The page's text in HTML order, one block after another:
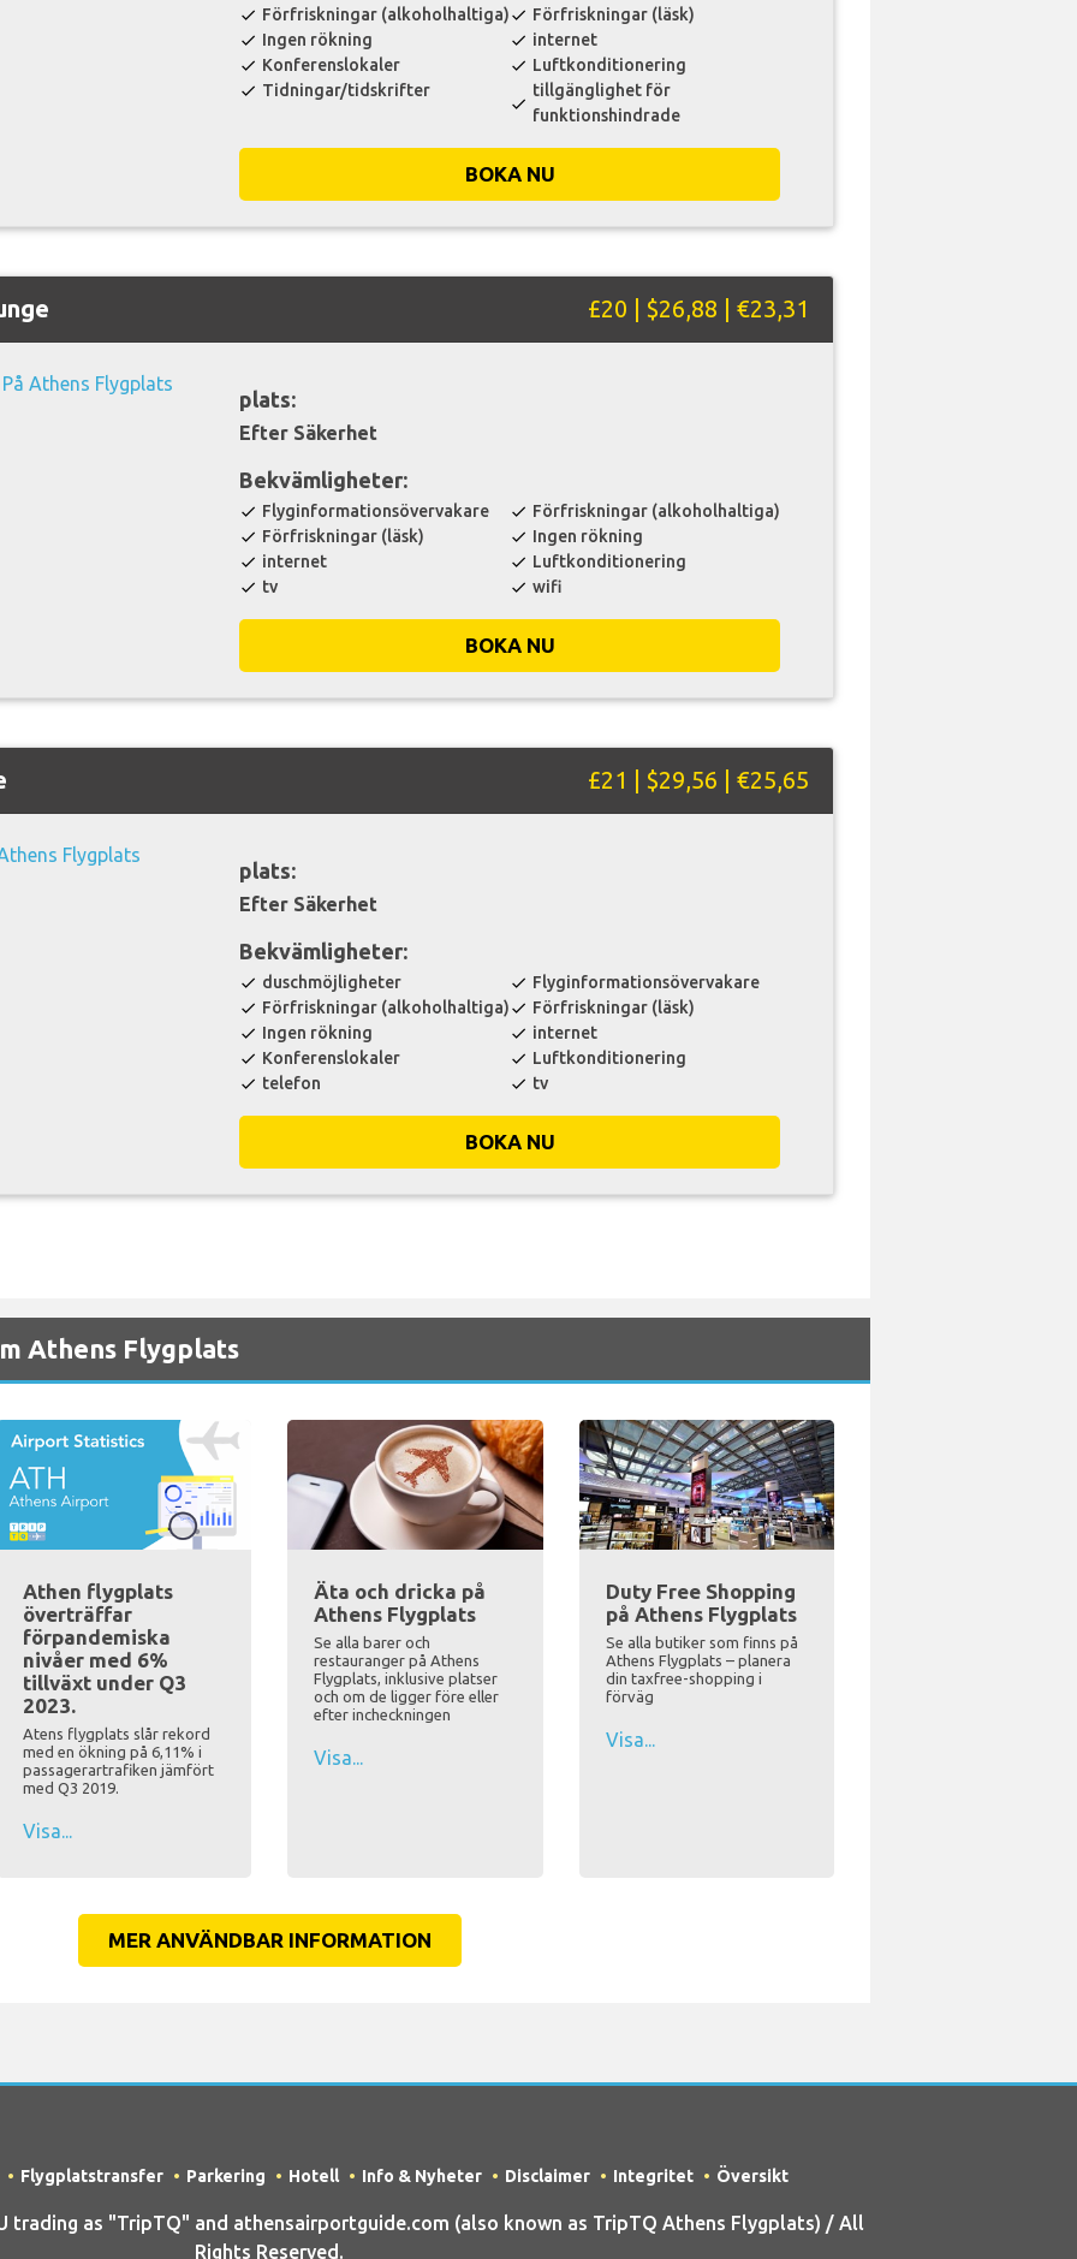
check Förfriskningar (alkoholhaltiga) check Förfriskningar (läsk)
check Ingen rökning check internet
check Konferenslokaler check Luftkonditionering
check Tidningar/tidskrifter
check
tillgänglighet för
funktionshindrade
BOKA NU
£20 | $26,88 | €23,31
plats:
Efter Säkerhet
Bekvämligheter:
check Flyginformationsövervakare check Förfriskningar (alkoholhaltiga)
check Förfriskningar (läsk) check Ingen rökning
check internet check Luftkonditionering
check tv check wifi
BOKA NU
£21 | $29,56 | €25,65
plats:
Efter Säkerhet
Bekvämligheter:
check duschmöjligheter check Flyginformationsövervakare
check Förfriskningar (alkoholhaltiga) check Förfriskningar (läsk)
check Ingen rökning check internet
check Konferenslokaler check Luftkonditionering
check telefon check tv
BOKA NU
Athens Flygplats
Athen flygplats
överträffar
förpandemiska
nivåer med 6%
tillväxt under Q3
2023.
Atens flygplats slår rekord
med en ökning på 6,11% i
passagerartrafiken jämfört
med Q3 2019.
Visa...
Äta och dricka på
Athens Flygplats
Se alla barer och
restauranger på Athens
Flygplats, inklusive platser
och om de ligger före eller
efter incheckningen
Visa...
Duty Free Shopping
på Athens Flygplats
Se alla butiker som finns på
Athens Flygplats – planera
din taxfree-shopping i
förväg
Visa...
MER ANVÄNDBAR INFORMATION
Flygplatstransfer Parkering Hotell Info & Nyheter Disclaimer Integritet Översikt
trading as "TripTQ" and athensairportguide.com (also known as TripTQ Athens Flygplats) / All
Rights Reserved.